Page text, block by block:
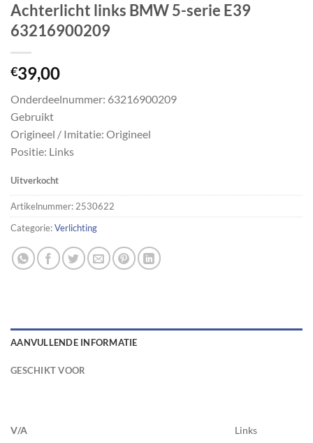
Achterlicht links BMW 5-serie E39
63216900209
€39,00
Onderdeelnummer: 63216900209
Gebruikt
Origineel / Imitatie: Origineel
Positie: Links
Uitverkocht
Artikelnummer: 2530622
Categorie:Verlichting
AANVULLENDE INFORMATIE
GESCHIKT VOOR
V/A Links